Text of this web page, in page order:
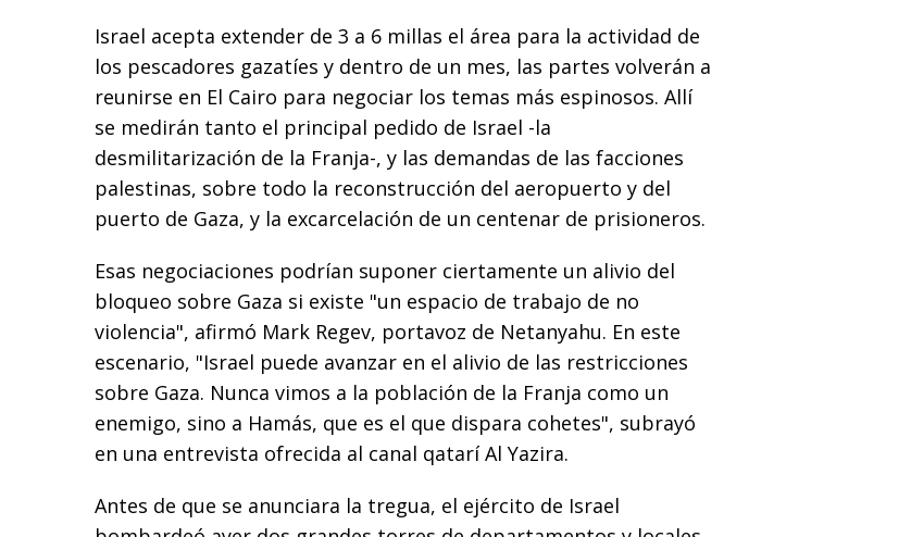
Israel acepta extender de 3 a 6 millas el área para la actividad de
los pescadores gazatíes y dentro de un mes, las partes volverán a
reunirse en El Cairo para negociar los temas más espinosos. Allí
se medirán tanto el principal pedido de Israel -la
desmilitarización de la Franja-, y las demandas de las facciones
palestinas, sobre todo la reconstrucción del aeropuerto y del
puerto de Gaza, y la excarcelación de un centenar de prisioneros.
Esas negociaciones podrían suponer ciertamente un alivio del
bloqueo sobre Gaza si existe "un espacio de trabajo de no
violencia", afirmó Mark Regev, portavoz de Netanyahu. En este
escenario, "Israel puede avanzar en el alivio de las restricciones
sobre Gaza. Nunca vimos a la población de la Franja como un
enemigo, sino a Hamás, que es el que dispara cohetes", subrayó
en una entrevista ofrecida al canal qatarí Al Yazira.
Antes de que se anunciara la tregua, el ejército de Israel